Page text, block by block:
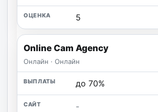
5
Online Cam Agency
Онлайн · Онлайн
до 70%
-